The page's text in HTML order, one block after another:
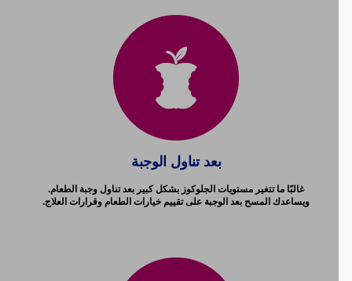
بعد تناول الوجبة
غالبًا ما تتغير مستويات الجلوكوز بشكل كبير بعد تناول وجبة الطعام.
ويساعدك المسح بعد الوجبة على تقييم خيارات الطعام وقرارات العلاج.